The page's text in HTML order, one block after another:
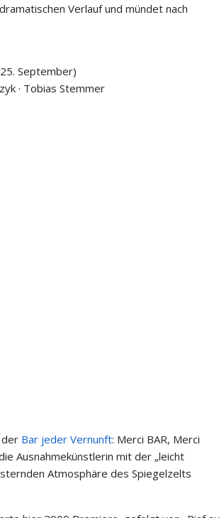
Verlauf und mündet nach
September)
· Tobias Stemmer
der Bar jeder Vernunft: Merci BAR, Merci
Ausnahmekünstlerin mit der „leicht
Atmosphäre des Spiegelzelts